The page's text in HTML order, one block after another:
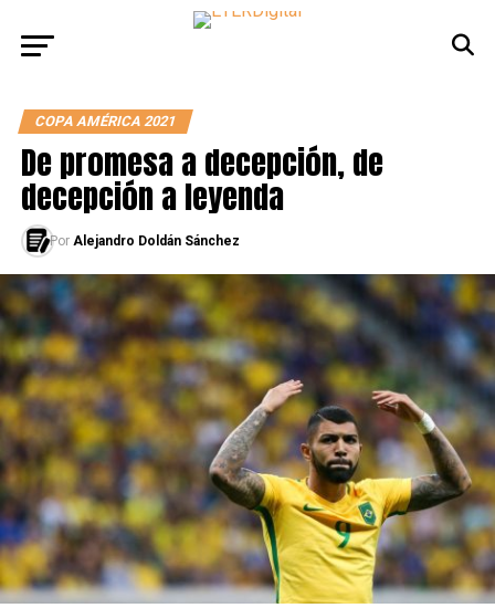
COPA AMÉRICA 2021
De promesa a decepción, de
decepción a leyenda
Por Alejandro Doldán Sánchez